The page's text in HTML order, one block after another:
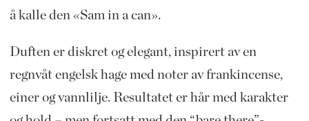
å kalle den «Sam in a can».
Duften er diskret og elegant, inspirert av en
regnvåt engelsk hage med noter av frankincense,
einer og vannlilje. Resultatet er hår med karakter